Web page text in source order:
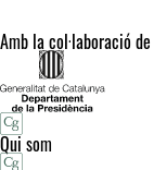
Amb la col·laboració de
Qui som